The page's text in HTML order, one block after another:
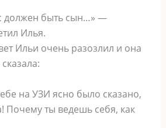
должен быть сын…» —
Илья.
Ильи очень разозлил и она
на УЗИ ясно было сказано,
Почему ты ведешь себя, как